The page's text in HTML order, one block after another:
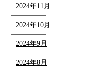
2024年11月
2024年10月
2024年9月
2024年8月